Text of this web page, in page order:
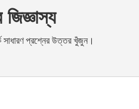
জিজ্ঞাস্য
প্রশ্নের উত্তর খুঁজুন।